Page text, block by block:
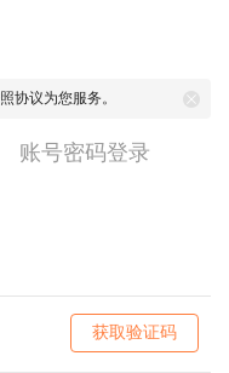
协议为您服务。
账号密码登录
获取验证码